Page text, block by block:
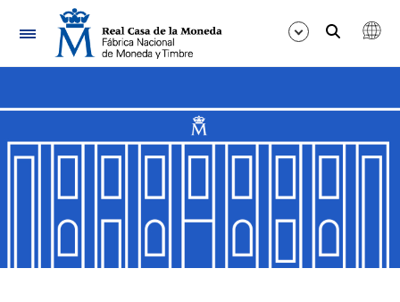
Navegación
Mostrar/Ocultar
Mostrar/Ocultar
Mostrar/Ocultar